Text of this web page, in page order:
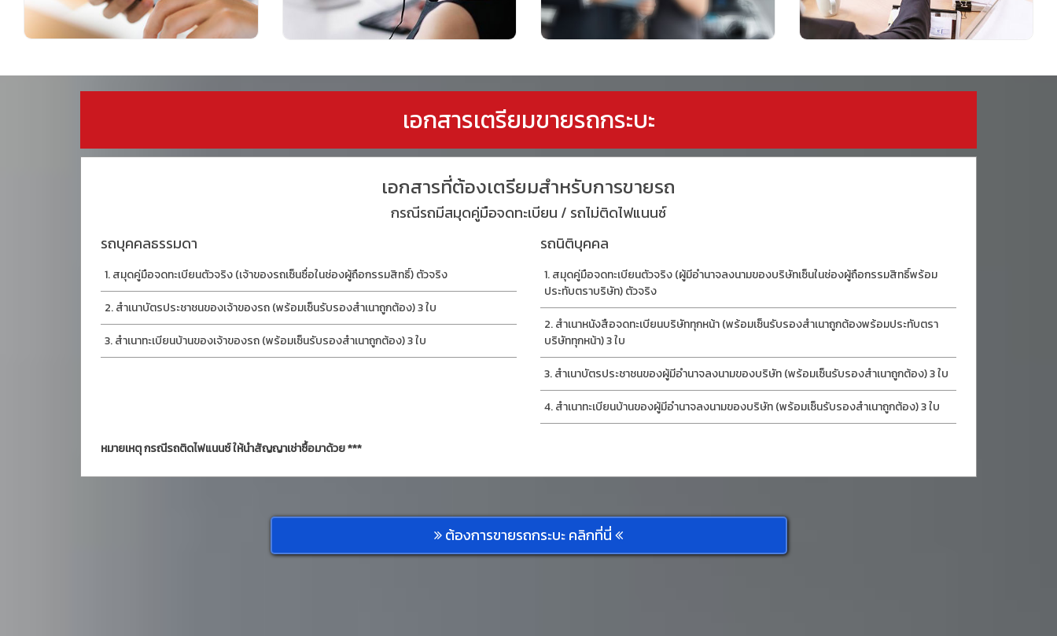
เอกสารเตรียมขายรถกระบะ
เอกสารที่ต้องเตรียมสำหรับการขายรถ
กรณีรถมีสมุดคู่มือจดทะเบียน / รถไม่ติดไฟแนนซ์
รถบุคคลธรรมดา
สมุดคู่มือจดทะเบียนตัวจริง (เจ้าของรถเซ็นซื่อในช่องผู้ถือกรรมสิทธิ์) ตัวจริง
สำเนาบัตรประชาชนของเจ้าของรถ (พร้อมเซ็นรับรองสำเนาถูกต้อง) 3 ใบ
สำเนาทะเบียนบ้านของเจ้าของรถ (พร้อมเซ็นรับรองสำเนาถูกต้อง) 3 ใบ
รถนิติบุคคล
สมุดคู่มือจดทะเบียนตัวจริง (ผู้มีอำนาจลงนามของบริษัทเซ็นในช่องผู้ถือกรรมสิทธิ์พร้อม
ประทับตราบริษัท) ตัวจริง
สำเนาหนังสือจดทะเบียนบริษัททุกหน้า (พร้อมเซ็นรับรองสำเนาถูกต้องพร้อมประทับตรา
บริษัททุกหน้า) 3 ใบ
สำเนาบัตรประชาชนของผู้มีอำนาจลงนามของบริษัท (พร้อมเซ็นรับรองสำเนาถูกต้อง) 3 ใบ
สำเนาทะเบียนบ้านของผู้มีอำนาจลงนามของบริษัท (พร้อมเซ็นรับรองสำเนาถูกต้อง) 3 ใบ
หมายเหตุ กรณีรถติดไฟแนนซ์ ให้นำสัญญาเช่าซื้อมาด้วย ***
ต้องการขายรถกระบะ คลิกที่นี่